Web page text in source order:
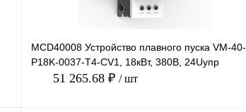
MCD40008 Устройство плавного пуска VM-40-
P18K-0037-T4-CV1, 18кВт, 380В, 24Uупр
51 265.68 ₽ / шт